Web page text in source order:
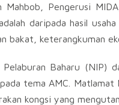
Pengerusi
daripada hasil
bakat, keterangkuman
Baharu (NIP)
tema AMC. Matlamat
kongsi yang